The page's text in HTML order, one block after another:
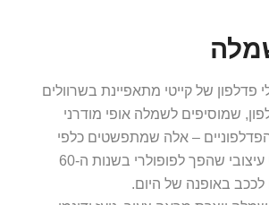
פדלפון של קייטי מתאפיינת בשרוולים
שמוסיפים לשמלה אופי מודרני
הפדלפוניים – אלה שמתפשטים כלפי
מטה – הם אלמנט עיצובי שהפך לפופולרי בשנות ה-60